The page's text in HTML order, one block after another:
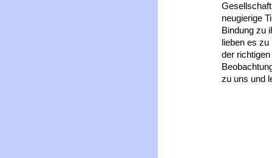
neugierige
Bindung zu
lieben es
der
zu uns und